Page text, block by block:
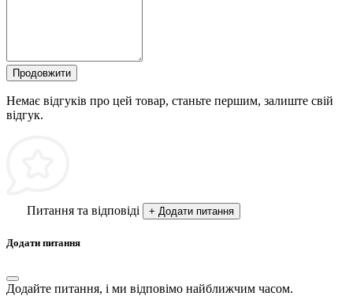
Продовжити
Немає відгуків про цей товар, станьте першим, залиште свій
відгук.
Питання та відповіді + Додати питання
Додати питання
Додайте питання, і ми відповімо найближчим часом.